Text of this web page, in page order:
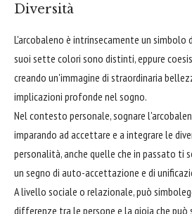
Diversità
L'arcobaleno è intrinsecamente un simbolo
suoi sette colori sono distinti, eppure
creando un'immagine di straordinaria
implicazioni profonde nel sogno.
Nel contesto personale, sognare
imparando ad accettare e a integrare le
personalità, anche quelle che in passato ti
un segno di auto-accettazione e di
A livello sociale o relazionale, può
differenze tra le persone e la gioia che può